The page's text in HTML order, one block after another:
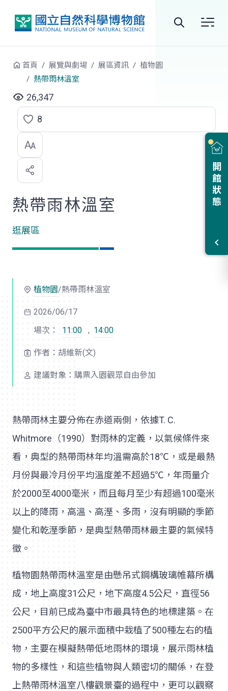
開館狀態
首頁 展覽與劇場 展區資訊
植物園
熱帶雨林溫室
26,347
點
選
喜
歡
8
熱帶雨林溫室
逛展區
植物園/熱帶雨林溫室
2026/06/17
場次：
11:00 , 14:00
作者：胡維新(文)
建議對象：購票入園觀眾自由參加
熱帶雨林主要分佈在赤道兩側，依據T. C.
Whitmore（1990）對雨林的定義，以氣候條件來
看，典型的熱帶雨林年均溫需高於18℃，或是最熱
月份與最冷月份平均溫度差不超過5℃，年雨量介
於2000至4000毫米，而且每月至少有超過100毫米
以上的降雨，高溫、高溼、多雨，沒有明顯的季節
變化和乾溼季節，是典型熱帶雨林最主要的氣候特
徵。
植物園熱帶雨林溫室是由懸吊式鋼構玻璃帷幕所構
成，地上高度31公尺，地下高度4.5公尺，直徑56
公尺，目前已成為臺中市最具特色的地標建築。在
2500平方公尺的展示面積中栽植了500種左右的植
物，主要在模擬熱帶低地雨林的環境，展示雨林植
物的多樣性，和這些植物與人類密切的關係，在登
上熱帶雨林溫室八樓觀景臺的過程中，更可以觀察